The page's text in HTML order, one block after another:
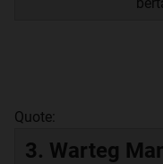
Quote:
3. Warteg